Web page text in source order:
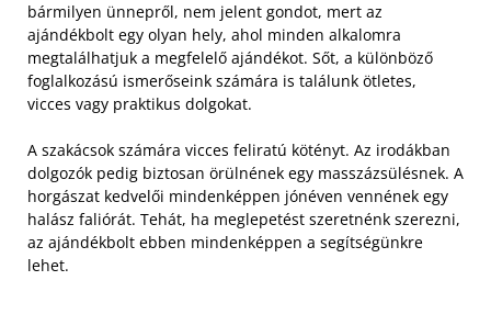
bármilyen ünnepről, nem jelent gondot, mert az
ajándékbolt egy olyan hely, ahol minden alkalomra
megtalálhatjuk a megfelelő ajándékot. Sőt, a különböző
foglalkozású ismerőseink számára is találunk ötletes,
vicces vagy praktikus dolgokat.
A szakácsok számára vicces feliratú kötényt. Az irodákban
dolgozók pedig biztosan örülnének egy masszázsülésnek. A
horgászat kedvelői mindenképpen jónéven vennének egy
halász faliórát. Tehát, ha meglepetést szeretnénk szerezni,
az ajándékbolt ebben mindenképpen a segítségünkre
lehet.